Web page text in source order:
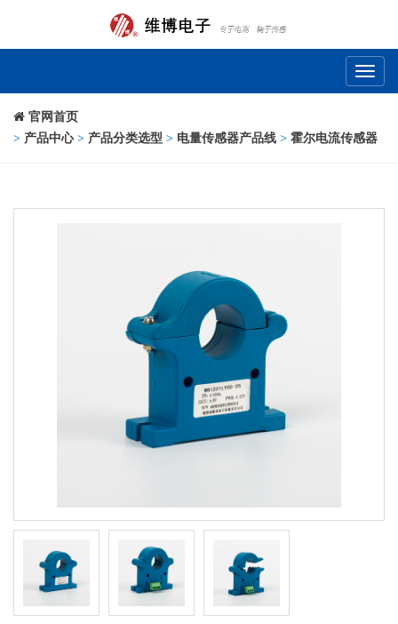
Toggle
官网首页
> 产品中心> 产品分类选型 > 电量传感器产品线 > 霍尔电流传感器